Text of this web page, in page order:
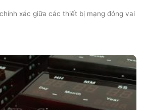
xác giữa các thiết bị mạng đóng vai